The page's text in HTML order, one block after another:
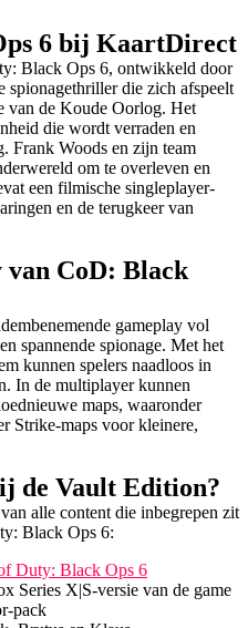
6 bij KaartDirect
Black Ops 6, ontwikkeld door
spionagethriller die zich afspeelt
van de Koude Oorlog. Het
die wordt verraden en
Frank Woods en zijn team
om te overleven en
een filmische singleplayer-
en de terugkeer van
van CoD: Black
gameplay vol
spannende spionage. Met het
kunnen spelers naadloos in
In de multiplayer kunnen
maps, waaronder
Strike-maps voor kleinere,
de Vault Edition?
alle content die inbegrepen zit
Black Ops 6:
Duty: Black Ops 6
Series X|S-versie van de game
pack